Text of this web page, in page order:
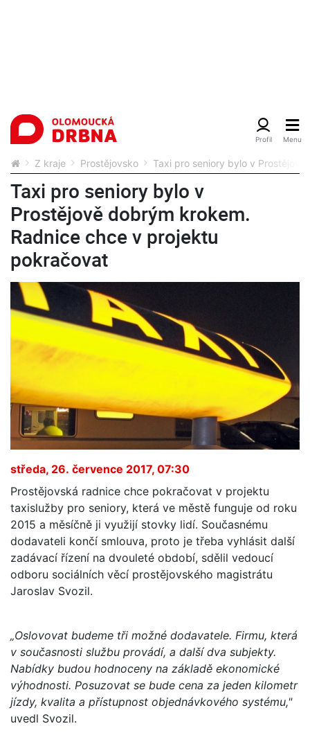
Z kraje Prostějovsko Taxi pro seniory bylo v
Taxi pro seniory bylo v
Prostějově dobrým krokem.
Radnice chce v projektu
pokračovat
středa, 26. července 2017, 07:30
Prostějovská radnice chce pokračovat v projektu
taxislužby pro seniory, která ve městě funguje od roku
2015 a měsíčně ji využijí stovky lidí. Současnému
dodavateli končí smlouva, proto je třeba vyhlásit další
zadávací řízení na dvouleté období, sdělil vedoucí
odboru sociálních věcí prostějovského magistrátu
Jaroslav Svozil.
„Oslovovat budeme tři možné dodavatele. Firmu, která
v současnosti službu provádí, a další dva subjekty.
Nabídky budou hodnoceny na základě ekonomické
výhodnosti. Posuzovat se bude cena za jeden kilometr
jízdy, kvalita a přístupnost objednávkového systému,"
uvedl Svozil.